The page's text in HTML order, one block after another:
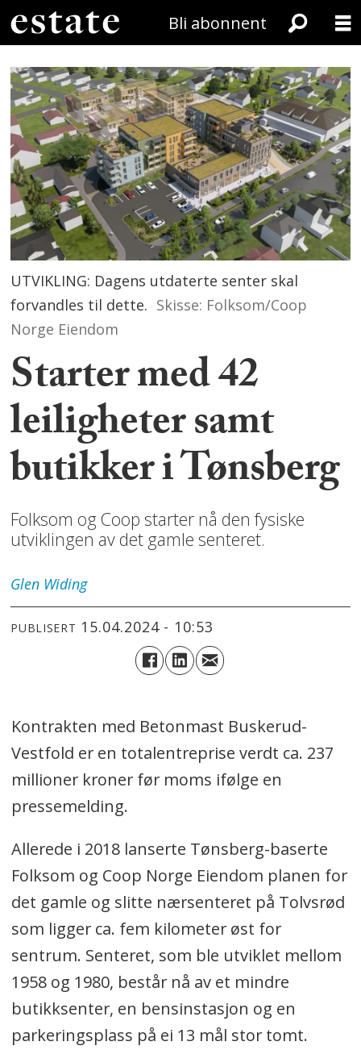
Bli abonnent
UTVIKLING: Dagens utdaterte senter skal
forvandles til dette. Skisse: Folksom/Coop
Norge Eiendom
Starter med 42
leiligheter samt
butikker i Tønsberg
Folksom og Coop starter nå den fysiske
utviklingen av det gamle senteret.
Glen Widing
PUBLISERT 15.04.2024 - 10:53
Kontrakten med Betonmast Buskerud-
Vestfold er en totalentreprise verdt ca. 237
millioner kroner før moms ifølge en
pressemelding.
Allerede i 2018 lanserte Tønsberg-baserte
Folksom og Coop Norge Eiendom planen for
det gamle og slitte nærsenteret på Tolvsrød
som ligger ca. fem kilometer øst for
sentrum. Senteret, som ble utviklet mellom
1958 og 1980, består nå av et mindre
butikksenter, en bensinstasjon og en
parkeringsplass på ei 13 mål stor tomt.